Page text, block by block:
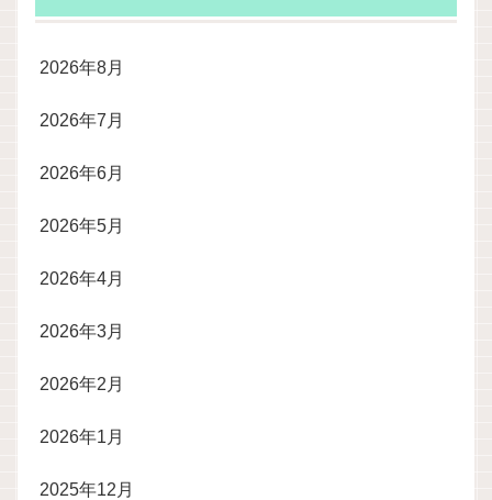
2026年8月
2026年7月
2026年6月
2026年5月
2026年4月
2026年3月
2026年2月
2026年1月
2025年12月